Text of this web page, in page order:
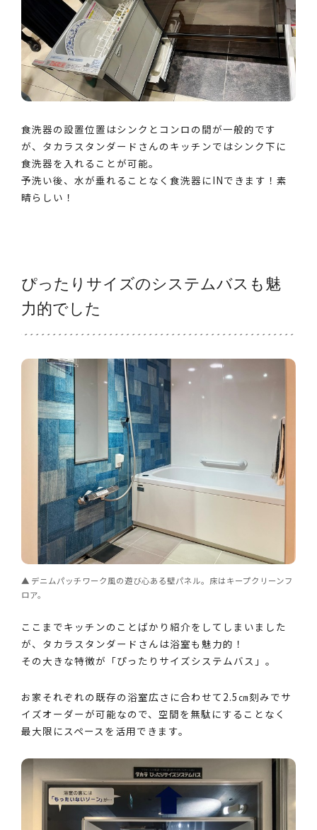
食洗器の設置位置はシンクとコンロの間が一般的です
が、タカラスタンダードさんのキッチンではシンク下に
食洗器を入れることが可能。
予洗い後、水が垂れることなく食洗器にINできます！素
晴らしい！
ぴったりサイズのシステムバスも魅
力的でした
デニムパッチワーク風の遊び心ある壁パネル。床はキープクリーンフ
ロア。
ここまでキッチンのことばかり紹介をしてしまいました
が、タカラスタンダードさんは浴室も魅力的！
その大きな特徴が「ぴったりサイズシステムバス」。
お家それぞれの既存の浴室広さに合わせて2.5㎝刻みでサ
イズオーダーが可能なので、空間を無駄にすることなく
最大限にスペースを活用できます。